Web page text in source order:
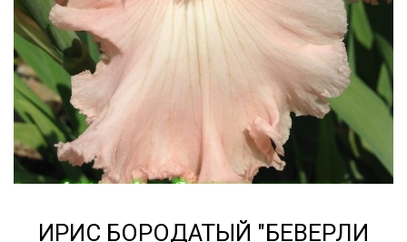
ИРИС БОРОДАТЫЙ "БЕВЕРЛИ